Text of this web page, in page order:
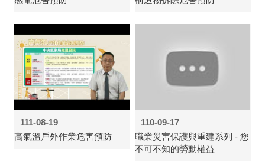
111-08-19
高氣溫戶外作業危害預防
110-09-17
職業災害保護與重建系列 - 您
不可不知的勞動權益